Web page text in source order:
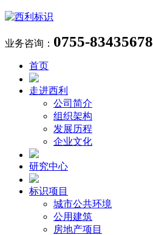
业务咨询： 0755-83435678
首页
走进西利
公司简介
组织架构
发展历程
企业文化
研究中心
标识项目
城市公共环境
公用建筑
房地产项目